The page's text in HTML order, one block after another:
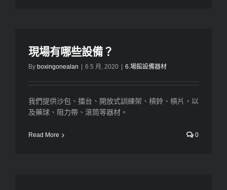
現場有哪些設備？
By boxingonealan 6 5 月, 2020 6.場館設備器材
我們提供沙包、擂台、開放式訓練架、槓鈴、槓片，以
及藥球、阻力帶、滾筒等器材。
Read More 0